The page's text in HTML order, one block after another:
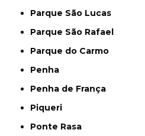
Parque São Lucas
Parque São Rafael
Parque do Carmo
Penha
Penha de França
Piqueri
Ponte Rasa